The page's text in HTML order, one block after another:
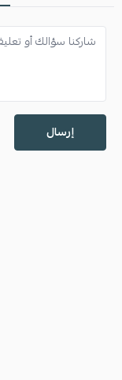
في حال المحافظة على
إرسال